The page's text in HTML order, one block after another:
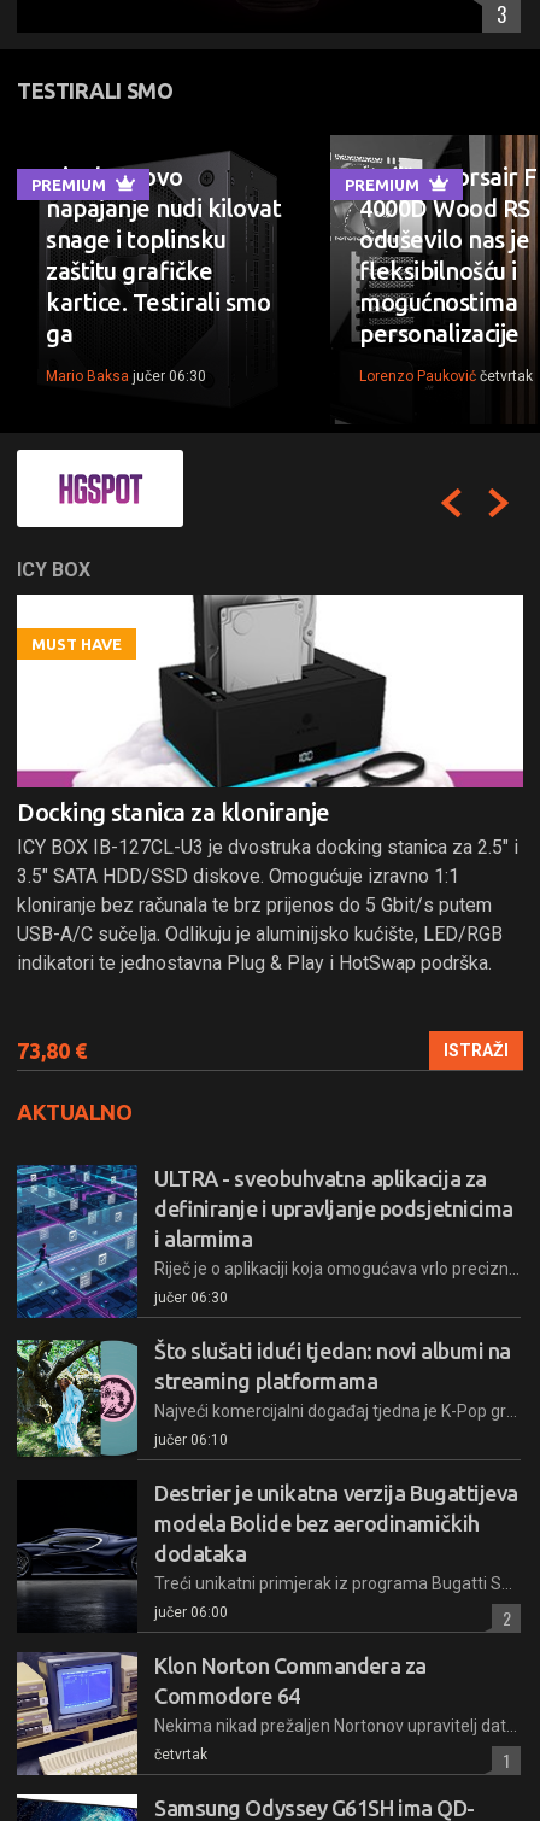
3
TESTIRALI SMO
PREMIUM
Gigabyteovo
napajanje nudi kilovat
snage i toplinsku
zaštitu grafičke
kartice. Testirali smo
ga
Mario Baksa jučer 06:30
PREMIUM
Kućište Corsair
4000D Wood RS
oduševilo nas je
fleksibilnošću i
mogućnostima
personalizacije
Lorenzo Pauković četvrtak
ICY BOX
MUST HAVE
Docking stanica za kloniranje
ICY BOX IB-127CL-U3 je dvostruka docking stanica za 2.5" i
3.5" SATA HDD/SSD diskove. Omogućuje izravno 1:1
kloniranje bez računala te brz prijenos do 5 Gbit/s putem
USB-A/C sučelja. Odlikuju je aluminijsko kućište, LED/RGB
indikatori te jednostavna Plug & Play i HotSwap podrška.
73,80 € ISTRAŽI
AKTUALNO
ULTRA - sveobuhvatna aplikacija za
definiranje i upravljanje podsjetnicima
i alarmima
jučer 06:30
Što slušati idući tjedan: novi albumi na
streaming platformama
jučer 06:10
Destrier je unikatna verzija Bugattijeva
modela Bolide bez aerodinamičkih
dodataka
jučer 06:00 2
Klon Norton Commandera za
Commodore 64
četvrtak 1
Samsung Odyssey G61SH ima QD-